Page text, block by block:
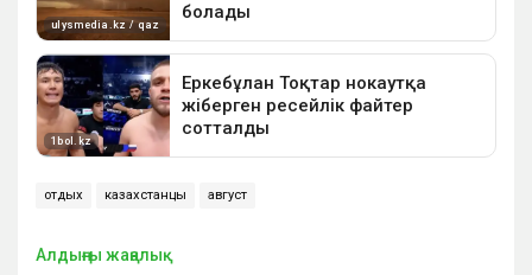
отдых казахстанцы август
Алдыңғы жаңалық